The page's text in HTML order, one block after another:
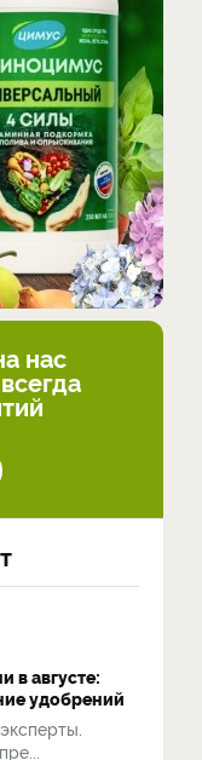
нас
в августе:
удобрений